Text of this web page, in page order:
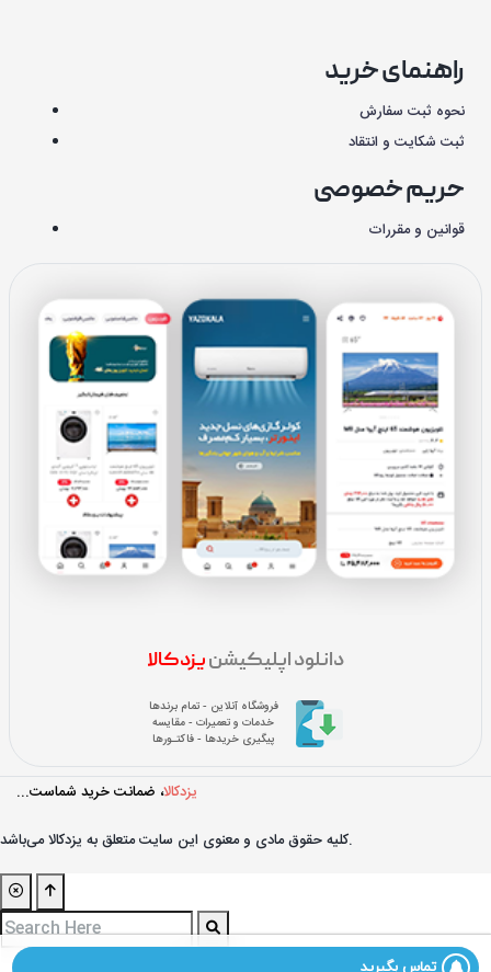
تماس بگیرید
راهنمای خرید
نحوه ثبت سفارش
ثبت شکایت و انتقاد
حریم خصوصی
قوانین و مقررات
دانلود اپلیکیشنیزدکالا
فروشگاه آنلاین - تمام برندها
خدمات و تعمیرات - مقایسه
پیگیری خریدها - فاکتـورها
یزدکالا، ضمانت خرید شماست...
کليه حقوق مادی و معنوی اين سايت متعلق به یزدکالا می‌باشد.